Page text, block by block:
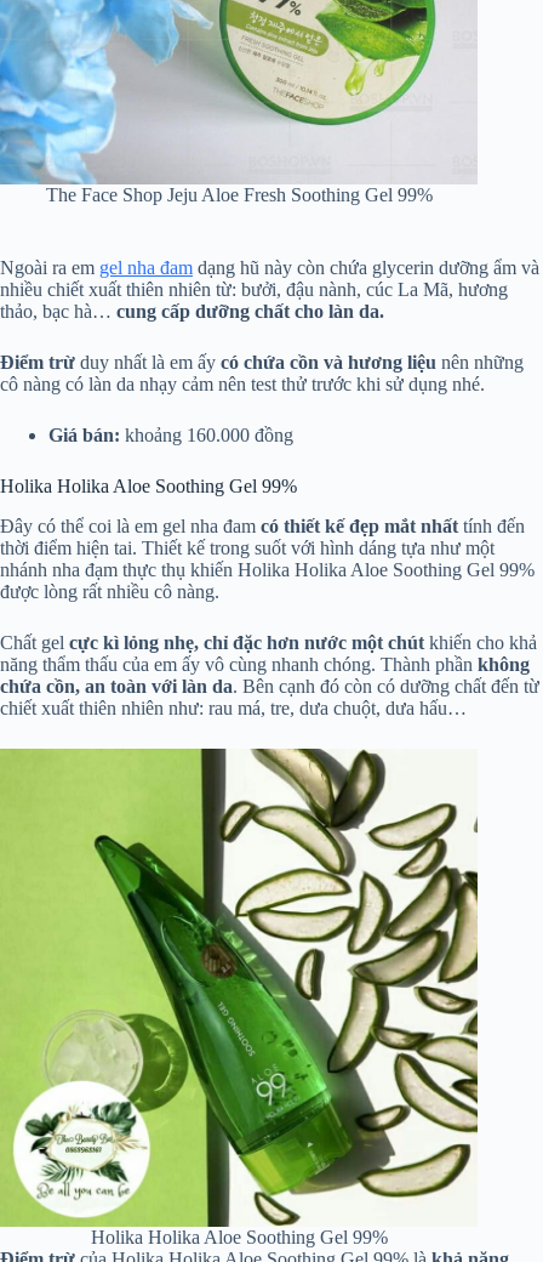
The Face Shop Jeju Aloe Fresh Soothing Gel 99%
Ngoài ra em gel nha đam dạng hũ này còn chứa glycerin dưỡng ẩm và
nhiều chiết xuất thiên nhiên từ: bưởi, đậu nành, cúc La Mã, hương
thảo, bạc hà… cung cấp dưỡng chất cho làn da.
Điểm trừ duy nhất là em ấy có chứa cồn và hương liệu nên những
cô nàng có làn da nhạy cảm nên test thử trước khi sử dụng nhé.
Giá bán: khoảng 160.000 đồng
Holika Holika Aloe Soothing Gel 99%
Đây có thể coi là em gel nha đam có thiết kế đẹp mắt nhất tính đến
thời điểm hiện tai. Thiết kế trong suốt với hình dáng tựa như một
nhánh nha đạm thực thụ khiến Holika Holika Aloe Soothing Gel 99%
được lòng rất nhiều cô nàng.
Chất gel cực kì lỏng nhẹ, chỉ đặc hơn nước một chút khiến cho khả
năng thẩm thấu của em ấy vô cùng nhanh chóng. Thành phần không
chứa cồn, an toàn với làn da. Bên cạnh đó còn có dưỡng chất đến từ
chiết xuất thiên nhiên như: rau má, tre, dưa chuột, dưa hấu…
Holika Holika Aloe Soothing Gel 99%